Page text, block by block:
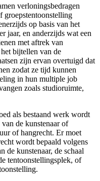
verloningsbedragen
groepstentoonstelling
op basis van het
jaar, en anderzijds wat een
met aftrek van
bijtellen van de
zijn ervan overtuigd dat
zodat ze tijd kunnen
in hun multiple job
zoals studioruimte,
als bestaand werk wordt
de kunstenaar of
of hangrecht. Er moet
wordt bepaald volgens
de kunstenaar, de schaal
tentoonstellingsplek, of